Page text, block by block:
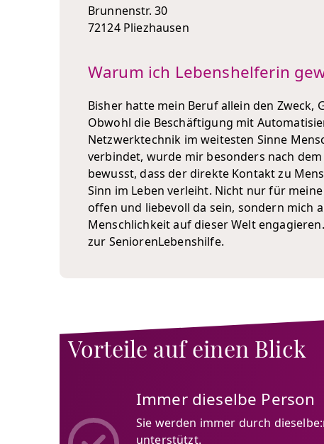
Brunnenstr. 30
72124 Pliezhausen
Warum ich Lebenshelferin
Bisher hatte mein Beruf allein den Zweck,
Obwohl die Beschäftigung mit
Netzwerktechnik im weitesten Sinne
verbindet, wurde mir besonders nach dem
bewusst, dass der direkte Kontakt zu
Sinn im Leben verleiht. Nicht nur für
offen und liebevoll da sein, sondern mich
Menschlichkeit auf dieser Welt
zur SeniorenLebenshilfe.
Vorteile auf einen Blick
Immer dieselbe Person
Sie werden immer durch
unterstützt.